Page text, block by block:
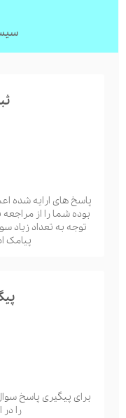
پاسخ های ارایه شده
بوده شما را از مراجعه
پیامک
برای پیگیری پاسخ
را در